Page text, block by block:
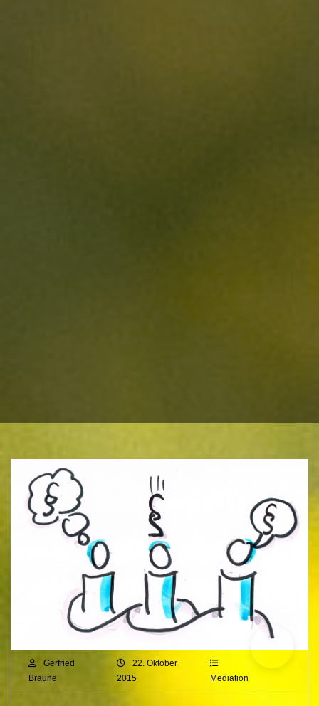
Gerfried
Braune
22. Oktober
2015
Mediation